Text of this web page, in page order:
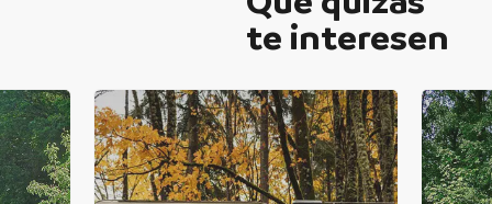
te interesen